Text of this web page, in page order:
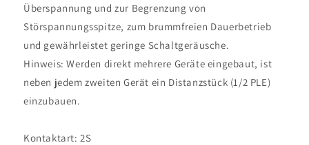
Überspannung und zur Begrenzung von
Störspannungsspitze, zum brummfreien Dauerbetrieb
und gewährleistet geringe Schaltgeräusche.
Hinweis: Werden direkt mehrere Geräte eingebaut, ist
neben jedem zweiten Gerät ein Distanzstück (1/2 PLE)
einzubauen.
Kontaktart: 2S